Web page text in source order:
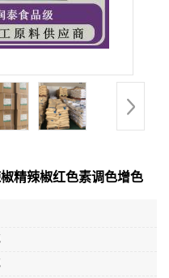
精辣椒红色素调色增色